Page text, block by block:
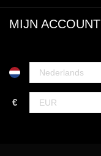
MIJN ACCOUNT
€